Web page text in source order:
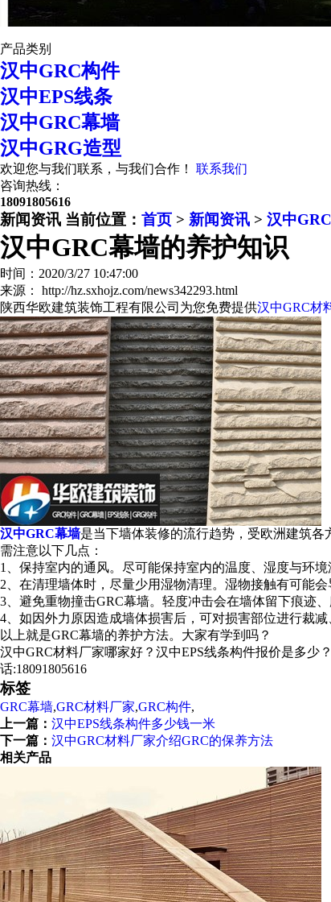
产品类别
汉中GRC构件
汉中EPS线条
汉中GRC幕墙
汉中GRG造型
欢迎您与我们联系，与我们合作！
联系我们
咨询热线：
18091805616
新闻资讯 当前位置： 首页 > 新闻资讯 > 汉中
汉中GRC幕墙的养护知识
时间：2020/3/27 10:47:00
来源： http://hz.sxhojz.com/news342293.html
陕西华欧建筑装饰工程有限公司为您免费提供汉中GRC材
汉中GRC幕墙是当下墙体装修的流行趋势，受欧洲建筑各
需注意以下几点：
1、保持室内的通风。尽可能保持室内的温度、湿度与环
2、在清理墙体时，尽量少用湿物清理。湿物接触有可能
3、避免重物撞击GRC幕墙。轻度冲击会在墙体留下痕迹
4、如因外力原因造成墙体损害后，可对损害部位进行裁
以上就是GRC幕墙的养护方法。大家有学到吗？
汉中GRC材料厂家哪家好？汉中EPS线条构件报价是多少
话:18091805616
标签
GRC幕墙,GRC材料厂家,GRC构件,
上一篇： 汉中EPS线条构件多少钱一米
下一篇： 汉中GRC材料厂家介绍GRC的保养方法
相关产品